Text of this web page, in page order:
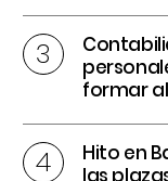
formar
Hito en
las